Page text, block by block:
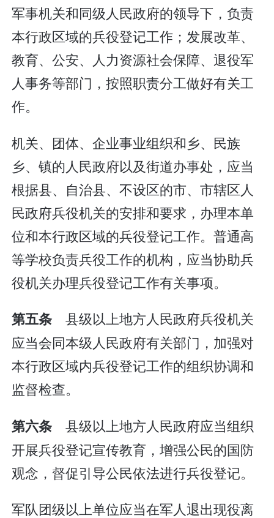
军事机关和同级人民政府的领导下，负责
本行政区域的兵役登记工作；发展改革、
教育、公安、人力资源社会保障、退役军
人事务等部门，按照职责分工做好有关工
作。
机关、团体、企业事业组织和乡、民族
乡、镇的人民政府以及街道办事处，应当
根据县、自治县、不设区的市、市辖区人
民政府兵役机关的安排和要求，办理本单
位和本行政区域的兵役登记工作。普通高
等学校负责兵役工作的机构，应当协助兵
役机关办理兵役登记工作有关事项。
第五条县级以上地方人民政府兵役机关
应当会同本级人民政府有关部门，加强对
本行政区域内兵役登记工作的组织协调和
监督检查。
第六条县级以上地方人民政府应当组织
开展兵役登记宣传教育，增强公民的国防
观念，督促引导公民依法进行兵役登记。
军队团级以上单位应当在军人退出现役离